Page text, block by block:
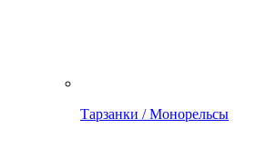
Тарзанки / Монорельсы